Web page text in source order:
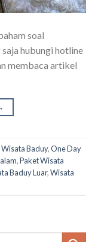
soal
hubungi hotline
membaca artikel
Baduy,One Day
,Paket Wisata
Baduy Luar,Wisata